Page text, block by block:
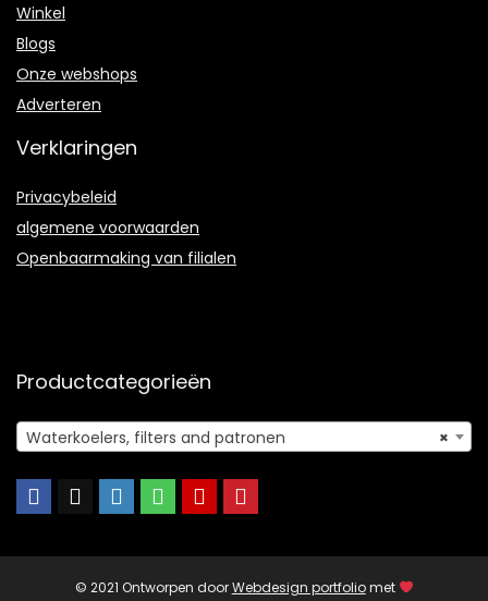
Winkel
Blogs
Onze webshops
Adverteren
Verklaringen
Privacybeleid
algemene voorwaarden
Openbaarmaking van filialen
Productcategorieën
×
Waterkoelers, filters and patronen
© 2021 Ontworpen doorWebdesign portfoliomet